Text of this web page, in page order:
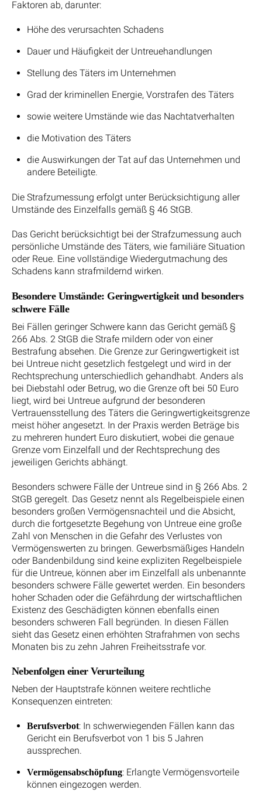
Faktoren ab, darunter:
Höhe des verursachten Schadens
Dauer und Häufigkeit der Untreuehandlungen
Stellung des Täters im Unternehmen
Grad der kriminellen Energie, Vorstrafen des Täters
sowie weitere Umstände wie das Nachtatverhalten
die Motivation des Täters
die Auswirkungen der Tat auf das Unternehmen und
andere Beteiligte.
Die Strafzumessung erfolgt unter Berücksichtigung aller
Umstände des Einzelfalls gemäß § 46 StGB.
Das Gericht berücksichtigt bei der Strafzumessung auch
persönliche Umstände des Täters, wie familiäre Situation
oder Reue. Eine vollständige Wiedergutmachung des
Schadens kann strafmildernd wirken.
Besondere Umstände: Geringwertigkeit und besonders
schwere Fälle
Bei Fällen geringer Schwere kann das Gericht gemäß §
266 Abs. 2 StGB die Strafe mildern oder von einer
Bestrafung absehen. Die Grenze zur Geringwertigkeit ist
bei Untreue nicht gesetzlich festgelegt und wird in der
Rechtsprechung unterschiedlich gehandhabt. Anders als
bei Diebstahl oder Betrug, wo die Grenze oft bei 50 Euro
liegt, wird bei Untreue aufgrund der besonderen
Vertrauensstellung des Täters die Geringwertigkeitsgrenze
meist höher angesetzt. In der Praxis werden Beträge bis
zu mehreren hundert Euro diskutiert, wobei die genaue
Grenze vom Einzelfall und der Rechtsprechung des
jeweiligen Gerichts abhängt.
Besonders schwere Fälle der Untreue sind in § 266 Abs. 2
StGB geregelt. Das Gesetz nennt als Regelbeispiele einen
besonders großen Vermögensnachteil und die Absicht,
durch die fortgesetzte Begehung von Untreue eine große
Zahl von Menschen in die Gefahr des Verlustes von
Vermögenswerten zu bringen. Gewerbsmäßiges Handeln
oder Bandenbildung sind keine expliziten Regelbeispiele
für die Untreue, können aber im Einzelfall als unbenannte
besonders schwere Fälle gewertet werden. Ein besonders
hoher Schaden oder die Gefährdung der wirtschaftlichen
Existenz des Geschädigten können ebenfalls einen
besonders schweren Fall begründen. In diesen Fällen
sieht das Gesetz einen erhöhten Strafrahmen von sechs
Monaten bis zu zehn Jahren Freiheitsstrafe vor.
Nebenfolgen einer Verurteilung
Neben der Hauptstrafe können weitere rechtliche
Konsequenzen eintreten:
Berufsverbot: In schwerwiegenden Fällen kann das
Gericht ein Berufsverbot von 1 bis 5 Jahren
aussprechen.
Vermögensabschöpfung: Erlangte Vermögensvorteile
können eingezogen werden.